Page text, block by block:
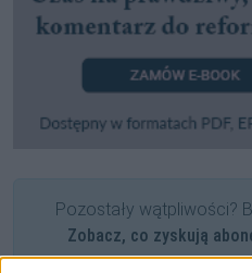
Pozostały wątpliwości?
Zobacz, co zyskują